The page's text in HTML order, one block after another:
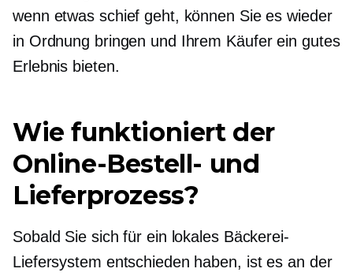
wenn etwas schief geht, können Sie es wieder
in Ordnung bringen und Ihrem Käufer ein gutes
Erlebnis bieten.
Wie funktioniert der
Online-Bestell- und
Lieferprozess?
Sobald Sie sich für ein lokales Bäckerei-
Liefersystem entschieden haben, ist es an der